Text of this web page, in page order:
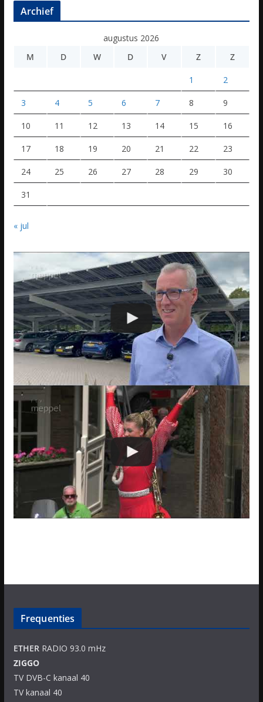
Archief
augustus 2026
M
D W D V Z Z
1 2
3 4 5 6 7 8 9
10 11 12 13 14 15 16
17 18 19 20 21 22 23
24 25 26 27 28 29 30
31
« jul
Frequenties
ETHERRADIO 93.0 mHz
ZIGGO
TV DVB-C kanaal 40
TV kanaal 40